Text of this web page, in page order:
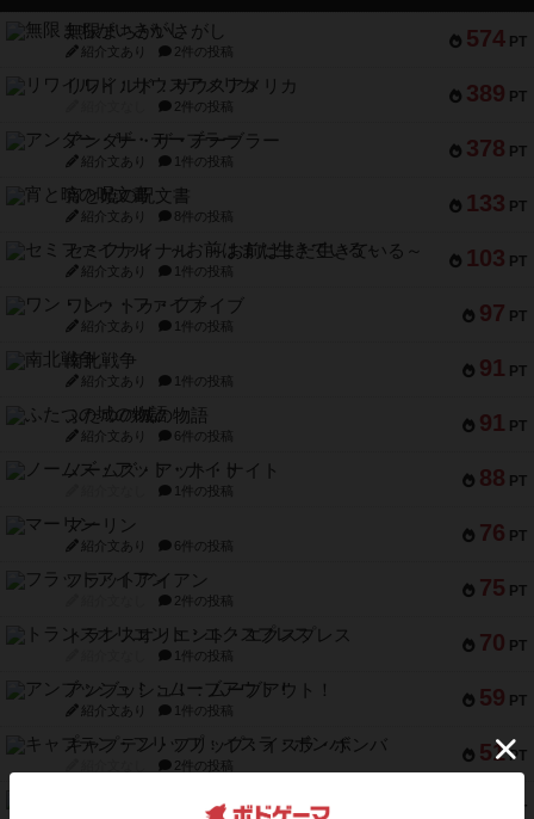
574 PT
無限まちがいさがし
紹介文あり 2件の投稿
389 PT
リワイルド：サウスアメリカ
2件の投稿
378 PT
アンダー・ザ・テーブラー
紹介文あり 1件の投稿
133 PT
宵と暁の呪文書
紹介文あり 8件の投稿
103 PT
セミファイナル ～お前はまだ生きている～
紹介文あり 1件の投稿
97 PT
ワン・トゥ・ファイブ
紹介文あり 1件の投稿
91 PT
南北戦争
紹介文あり 1件の投稿
91 PT
ふたつの城の物語
紹介文あり 6件の投稿
88 PT
ノームズ・アット・ナイト
1件の投稿
76 PT
マーリン
紹介文あり 6件の投稿
75 PT
フラットアイアン
2件の投稿
70 PT
トランスオリエント・エクスプレス
1件の投稿
59 PT
アンブッシュ！：ムーブアウト！
紹介文あり 1件の投稿
51 PT
キャプテン・フリップ：イスラ・ボンバ
2件の投稿
PT